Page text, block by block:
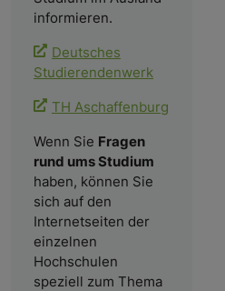
informieren.
Deutsches
Studierendenwerk
TH Aschaffenburg
Wenn Sie Fragen
rund ums Studium
haben, können Sie
sich auf den
Internetseiten der
einzelnen
Hochschulen
speziell zum Thema